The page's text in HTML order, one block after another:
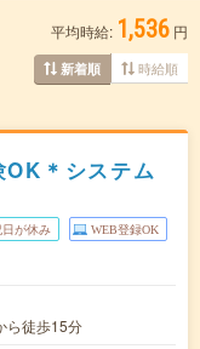
平均時給: 1,536 円
新着順 時給順
＊システム
日が休み WEB登録OK
ら徒歩15分